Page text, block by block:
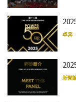
卓弈
新聞